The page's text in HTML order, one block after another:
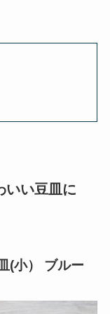
いい豆皿に
(小） ブルー